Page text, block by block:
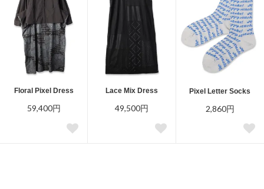
Floral Pixel Dress
59,400円
Lace Mix Dress
49,500円
Pixel Letter Socks
2,860円